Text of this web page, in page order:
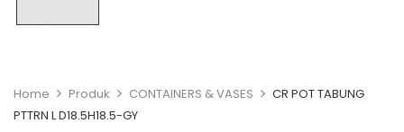
Home Produk CONTAINERS & VASES
CR POT TABUNG
PTTRN L D18.5H18.5-GY